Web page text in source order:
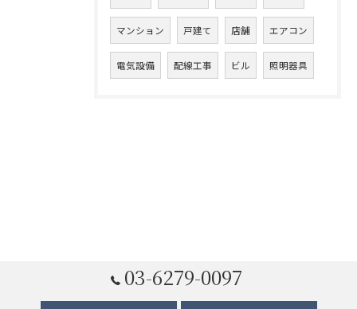
マンション 戸建て 店舗 エアコン
電気設備 配線工事 ビル 照明器具
03-6279-0097